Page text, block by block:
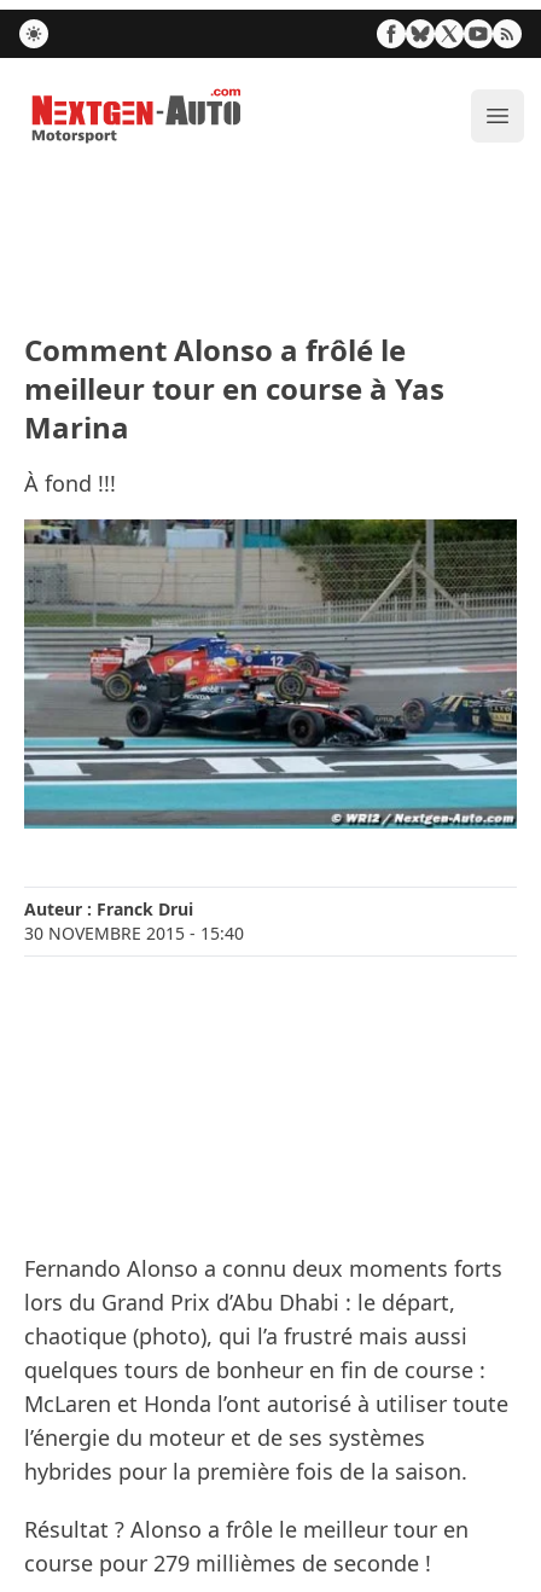
Nextgen-Auto.com
Comment Alonso a frôlé le
meilleur tour en course à Yas
Marina
À fond !!!
Auteur : Franck Drui
30 NOVEMBRE 2015 - 15:40
Fernando Alonso a connu deux moments forts
lors du Grand Prix d’Abu Dhabi : le départ,
chaotique (photo), qui l’a frustré mais aussi
quelques tours de bonheur en fin de course :
McLaren et Honda l’ont autorisé à utiliser toute
l’énergie du moteur et de ses systèmes
hybrides pour la première fois de la saison.
Résultat ? Alonso a frôle le meilleur tour en
course pour 279 millièmes de seconde !